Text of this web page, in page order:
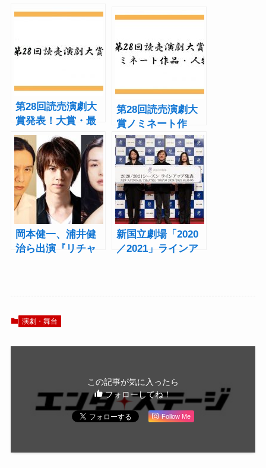
第28回読売演劇大
賞発表！大賞・最
優秀女優賞は鈴木
杏、杉村春子賞は
小瀧望に
第28回読売演劇大
賞ノミネート作
品・人物を発表
岡本健一、浦井健
治ら出演『リチャ
新国立劇場「2020
／2021」ラインア
演劇・舞台
この記事が気に入ったら
フォローしてね！
Follow Me